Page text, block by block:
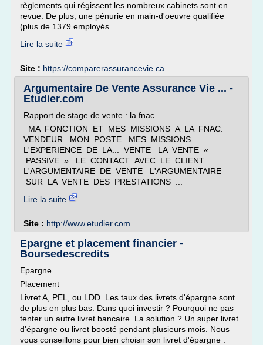
règlements qui régissent les nombreux cabinets sont en
revue. De plus, une pénurie en main-d'oeuvre qualifiée
(plus de 1379 employés...
Lire la suite
Site : https://comparerassurancevie.ca
Argumentaire De Vente Assurance Vie ... -
Etudier.com
Rapport de stage de vente : la fnac
MA FONCTION ET MES MISSIONS A LA FNAC:
VENDEUR MON POSTE MES MISSIONS
L'EXPERIENCE DE LA... VENTE LA VENTE «
PASSIVE » LE CONTACT AVEC LE CLIENT
L'ARGUMENTAIRE DE VENTE L'ARGUMENTAIRE
SUR LA VENTE DES PRESTATIONS ...
Lire la suite
Site : http://www.etudier.com
Epargne et placement financier -
Boursedescredits
Epargne
Placement
Livret A, PEL, ou LDD. Les taux des livrets d'épargne sont
de plus en plus bas. Dans quoi investir ? Pourquoi ne pas
tenter un autre livret bancaire. La solution ? Un super livret
d'épargne ou livret boosté pendant plusieurs mois. Nous
vous conseillons pour bien choisir son livret d'épargne .